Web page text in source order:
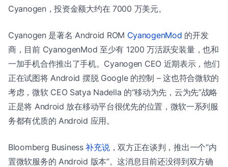
Cyanogen，投资金额大约在 7000 万美元。
Cyanogen 是著名 Android ROM CyanogenMod 的开发
商，目前 CyanogenMod 至少有 1200 万活跃安装量，也和
一加手机合作推出了手机。Cyanogen CEO 近期表示，他们
正在试图将 Android 摆脱 Google 的控制 – 这也符合微软的
考虑，微软 CEO Satya Nadella 的“移动为先，云为先”战略
正是将 Android 放在移动平台很优先的位置，微软一系列服
务都有优质的 Android 应用。
Bloomberg Business补充说，双方正在谈判，推出一个“内
置微软服务的 Android 版本”。这消息目前还没得到双方确